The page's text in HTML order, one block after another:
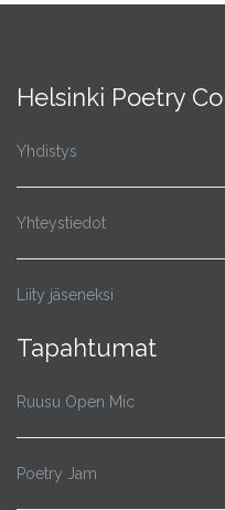
Helsinki Poetry
Yhdistys
Yhteystiedot
Liity jäseneksi
Tapahtumat
Ruusu Open Mic
Poetry Jam